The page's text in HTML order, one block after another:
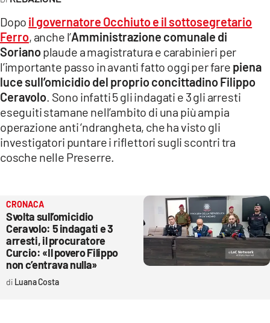
LACONAIR.IT
LACITYMAG.IT
ILREGGINO.IT
COSENZACHANNEL.IT
ILVIBONESE.IT
CATANZAROCHANNEL.IT
App
ANDROID
APPLE
Dopo il governatore Occhiuto e il sottosegretario
Ferro, anche l’Amministrazione comunale di
Sorianoplaude a magistratura e carabinieri per
l’importante passo in avanti fatto oggi per fare piena
luce sull’omicidio del proprio concittadino Filippo
Ceravolo . Sono infatti 5 gli indagati e 3 gli arresti
eseguiti stamane nell’ambito di una più ampia
operazione anti ‘ndrangheta, che ha visto gli
investigatori puntare i riflettori sugli scontri tra
cosche nelle Preserre.
CRONACA
Svolta sull’omicidio
Ceravolo: 5 indagati e 3
arresti, il procuratore
Curcio: «Il povero Filippo
non c’entrava nulla»
Luana Costa